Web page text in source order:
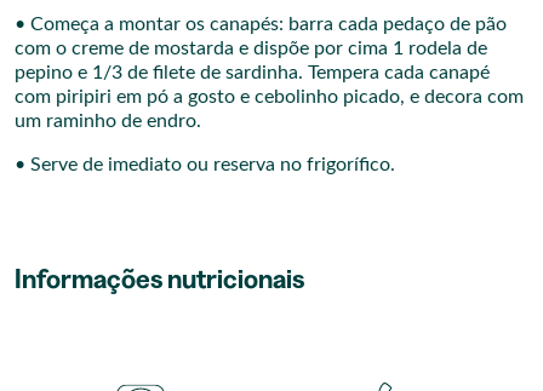
• Começa a montar os canapés: barra cada pedaço de pão
com o creme de mostarda e dispõe por cima 1 rodela de
pepino e 1/3 de filete de sardinha. Tempera cada canapé
com piripiri em pó a gosto e cebolinho picado, e decora com
um raminho de endro.
• Serve de imediato ou reserva no frigorífico.
Informações nutricionais